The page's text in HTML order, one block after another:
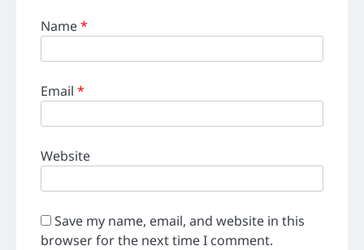
Name*
Email *
Website
Save my name, email, and website in this
browser for the next time I comment.